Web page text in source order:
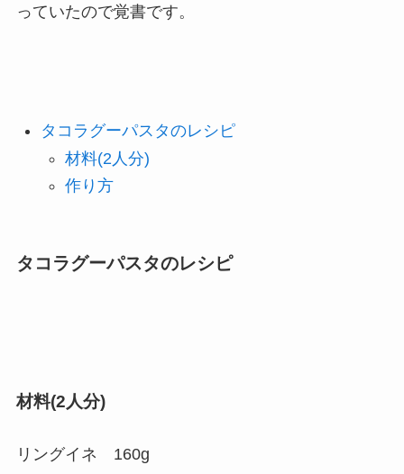
っていたので覚書です。
タコラグーパスタのレシピ
材料(2人分)
作り方
タコラグーパスタのレシピ
材料(2人分)
リングイネ 160g